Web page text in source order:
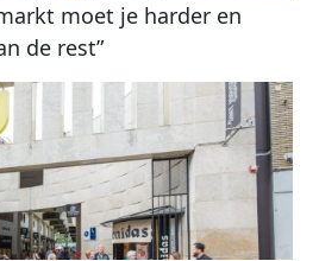
moet je harder en
de rest”